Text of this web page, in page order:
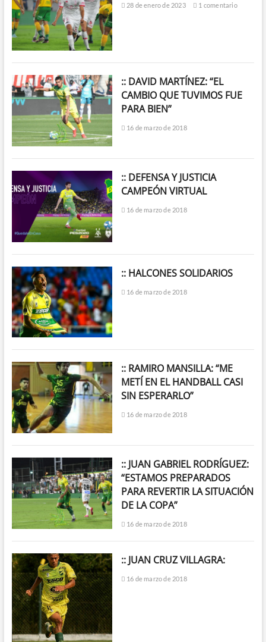
28 de enero de 2023 1 comentario
:: DAVID MARTÍNEZ: “EL
CAMBIO QUE TUVIMOS FUE
PARA BIEN”
16 de marzo de 2018
:: DEFENSA Y JUSTICIA
CAMPEÓN VIRTUAL
16 de marzo de 2018
:: HALCONES SOLIDARIOS
16 de marzo de 2018
:: RAMIRO MANSILLA: “ME
METÍ EN EL HANDBALL CASI
SIN ESPERARLO”
16 de marzo de 2018
:: JUAN GABRIEL RODRÍGUEZ:
“ESTAMOS PREPARADOS
PARA REVERTIR LA SITUACIÓN
DE LA COPA”
16 de marzo de 2018
:: JUAN CRUZ VILLAGRA:
16 de marzo de 2018